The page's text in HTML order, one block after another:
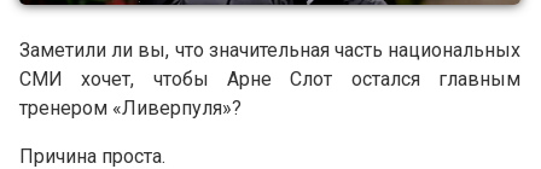
Заметили ли вы, что значительная часть национальных
СМИ хочет, чтобы Арне Слот остался главным
тренером «Ливерпуля»?
Причина проста.